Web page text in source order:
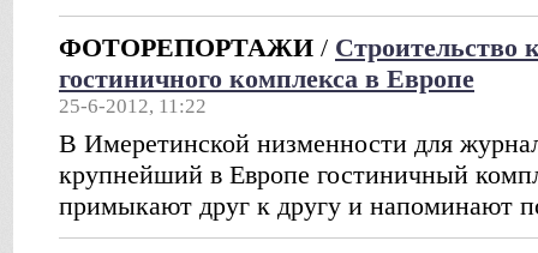
ФОТОРЕПОРТАЖИ / Строительство
гостиничного комплекса в Европе
25-6-2012, 11:22
В Имеретинской низменности для
крупнейший в Европе гостиничный
примыкают друг к другу и напоминают